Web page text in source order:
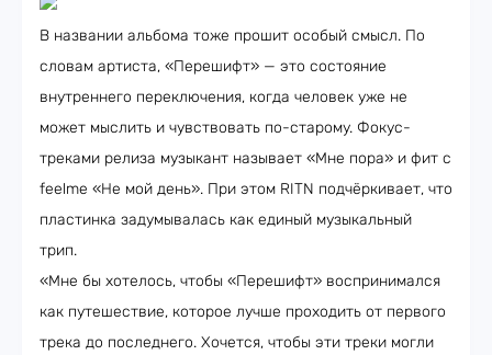
В названии альбома тоже прошит особый смысл. По
словам артиста, «Перешифт» — это состояние
внутреннего переключения, когда человек уже не
может мыслить и чувствовать по-старому. Фокус-
треками релиза музыкант называет «Мне пора» и фит с
feelme «Не мой день». При этом RITN подчёркивает, что
пластинка задумывалась как единый музыкальный
трип.
«Мне бы хотелось, чтобы «Перешифт» воспринимался
как путешествие, которое лучше проходить от первого
трека до последнего. Хочется, чтобы эти треки могли